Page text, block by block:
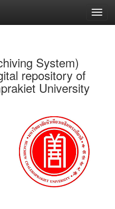
System)
repository of
University